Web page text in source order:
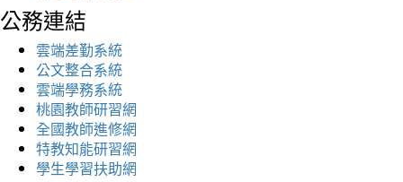
公務連結
雲端差勤系統
公文整合系統
雲端學務系統
桃園教師研習網
全國教師進修網
特教知能研習網
學生學習扶助網